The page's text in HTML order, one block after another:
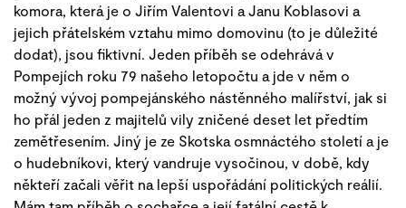
komora, která je o Jiřím Valentovi a Janu Koblasovi a
jejich přátelském vztahu mimo domovinu (to je důležité
dodat), jsou fiktivní. Jeden příběh se odehrává v
Pompejích roku 79 našeho letopočtu a jde v něm o
možný vývoj pompejánského nástěnného malířství, jak si
ho přál jeden z majitelů vily zničené deset let předtím
zemětřesením. Jiný je ze Skotska osmnáctého století a je
o hudebníkovi, který vandruje vysočinou, v době, kdy
někteří začali věřit na lepší uspořádání politických reálií.